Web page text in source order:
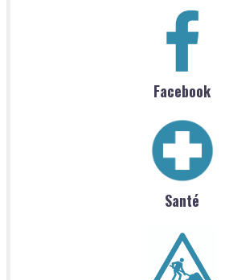
Facebook
Santé